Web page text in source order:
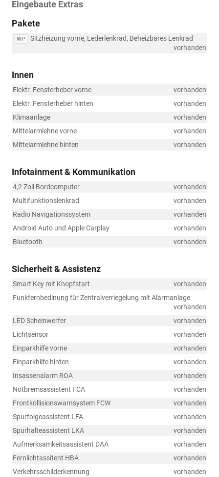
Eingebaute Extras
Pakete
WP
Sitzheizung vorne, Lederlenkrad, Beheizbares Lenkrad
vorhanden
Innen
Elektr. Fensterheber vorne
vorhanden
Elektr. Fensterheber hinten
vorhanden
Klimaanlage
vorhanden
Mittelarmlehne vorne
vorhanden
Mittelarmlehne hinten
vorhanden
Infotainment & Kommunikation
4,2 Zoll Bordcomputer
vorhanden
Multifunktionslenkrad
vorhanden
Radio Navigationssystem
vorhanden
Android Auto und Apple Carplay
vorhanden
Bluetooth
vorhanden
Sicherheit & Assistenz
Smart Key mit Knopfstart
vorhanden
Funkfernbedinung für Zentralverriegelung mit Alarmanlage
vorhanden
LED Scheinwerfer
vorhanden
Lichtsensor
vorhanden
Einparkhilfe vorne
vorhanden
Einparkhilfe hinten
vorhanden
Insassenalarm ROA
vorhanden
Notbremsassistent FCA
vorhanden
Frontkollisionswarnsystem FCW
vorhanden
Spurfolgeassistent LFA
vorhanden
Spurhalteassistent LKA
vorhanden
Aufmerksamkeitsassistent DAA
vorhanden
Fernlichtassitent HBA
vorhanden
Verkehrsschilderkennung
vorhanden